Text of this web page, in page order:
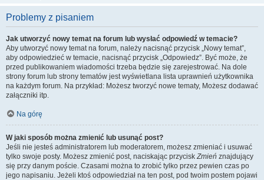
Problemy z pisaniem
Jak utworzyć nowy temat na forum lub wysłać odpowiedź w temacie?
Aby utworzyć nowy temat na forum, należy nacisnąć przycisk „Nowy temat”,
aby odpowiedzieć w temacie, nacisnąć przycisk „Odpowiedz”. Być może, że
przed publikowaniem wiadomości trzeba będzie się zarejestrować. Na dole
strony forum lub strony tematów jest wyświetlana lista uprawnień użytkownika
na każdym forum. Na przykład: Możesz tworzyć nowe tematy, Możesz dodawać
załączniki itp.
Na górę
W jaki sposób można zmienić lub usunąć post?
Jeśli nie jesteś administratorem lub moderatorem, możesz zmieniać i usuwać
tylko swoje posty. Możesz zmienić post, naciskając przyciskZmień znajdujący
się przy danym poście. Czasami można to zrobić tylko przez pewien czas po
jego napisaniu. Jeżeli ktoś odpowiedział na ten post, pod twoim postem pojawi